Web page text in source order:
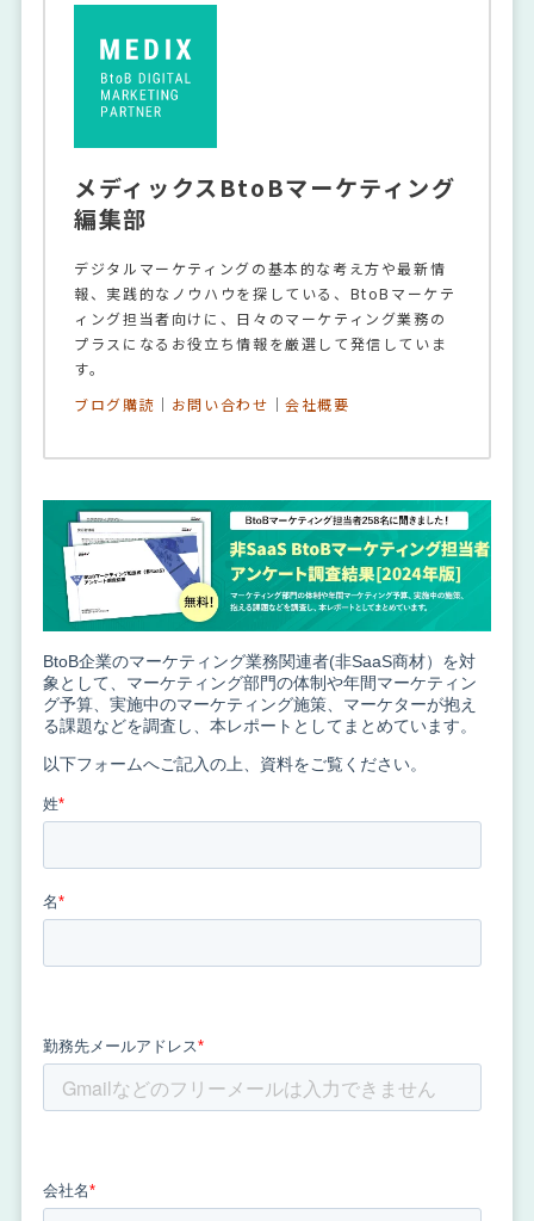
メディックスBtoBマーケティング
編集部
デジタルマーケティングの基本的な考え方や最新情
報、実践的なノウハウを探している、BtoBマーケテ
ィング担当者向けに、日々のマーケティング業務の
プラスになるお役立ち情報を厳選して発信していま
す。
ブログ購読 ｜ お問い合わせ ｜会社概要